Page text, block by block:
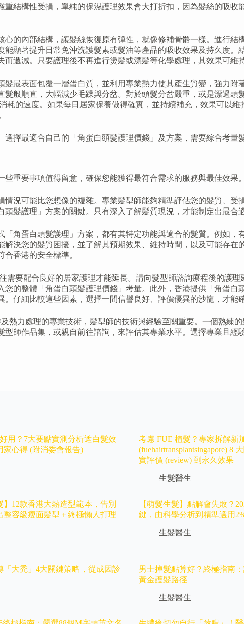
結構性受損，單純的保濕護理效果會大打折扣，因為髮絲的吸收
的內部結構，讓髮絲恢復原有彈性，就像修補骨骼一樣。進行結
顯著提升日常免沖洗護髮素或髮油等產品的吸收效果及持久度。
遞減。只要護理後不再進行燙髮或漂髮等化學處理，其效果可維
最表面包覆一層蛋白質，並利用專業熱力使其產生質變，強力附
般順直，大幅減少毛躁與分岔。對於頭髮分岔嚴重，或是漂過頭
的速度。如果每日居家保養做得確實，並持續補充，效果可以
擇最適合自己的「角蛋白頭髮護理價錢」及方案，需要綜合考量
重要事項值得留意，確保您能獲得最符合需求的服務與最佳效果。
況可能比您想像的複雜。專業髮型師能夠精準評估您的髮質、受
髮護理」方案的關鍵。只有深入了解髮質現況，才能制定出最合
角蛋白頭髮護理」方案，都有其特定功能與適合的髮質。例如，
決您的髮質困擾，並了解其預期效果、維持時間，以及可能存在
香港的安全標準。
要配合良好的居家護理才能延長。請向髮型師諮詢療程後的護
的整體「角蛋白頭髮護理價錢」考量。此外，香港提供「角蛋白
仔細比較這些因素，選擇一間信譽良好、評價優異的沙龍，才能
熱力處理的專業技術，髮型師的技術與經驗至關重要。一個熟練
師作品集，或親自前往諮詢，來評估其專業水平。選擇專業且經
用？7大要點實測分析遮白髮效
家心得 (附消委會報告)
考慮 FUE 植髮？專家拆解新
(fuehairtransplantsingapore) 8
實評價 (review) 到永久效果
生髮醫生
】12款香港大熱造型範本，告別
整容級瘦面髮型＋終極懶人打理
【萌髮生髮】點解會失敗？
鍵，由科學分析到精準選用
生髮醫生
「大禿」4大關鍵策略，從成因診
男士掉髮點算好？終極指南
黃金護髮路徑
生髮醫生